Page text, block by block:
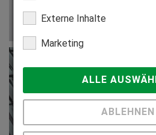
Externe Inhalte
Marketing
ALLE
ABLEHNEN